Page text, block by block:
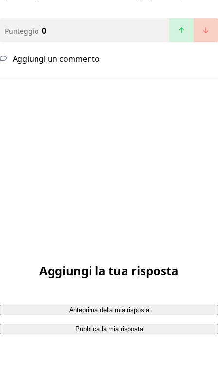
Punteggio 0
Aggiungi un commento
Aggiungi la tua risposta
Anteprima della mia risposta
Pubblica la mia risposta